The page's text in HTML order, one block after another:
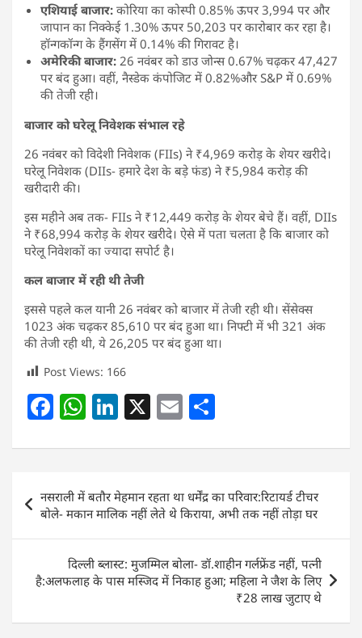
एशियाई बाजार: कोरिया का कोस्पी 0.85% ऊपर 3,994 पर और
जापान का निक्केई 1.30% ऊपर 50,203 पर कारोबार कर रहा है।
हॉन्गकॉन्ग के हैंगसेंग में 0.14% की गिरावट है।
अमेरिकी बाजार: 26 नवंबर को डाउ जोन्स 0.67% चढ़कर 47,427
पर बंद हुआ। वहीं, नैस्डेक कंपोजिट में 0.82%और S&P में 0.69%
की तेजी रही।
बाजार को घरेलू निवेशक संभाल रहे
26 नवंबर को विदेशी निवेशक (FIIs) ने ₹4,969 करोड़ के शेयर खरीदे।
घरेलू निवेशक (DIIs- हमारे देश के बड़े फंड) ने ₹5,984 करोड़ की
खरीदारी की।
इस महीने अब तक- FIIs ने ₹12,449 करोड़ के शेयर बेचे हैं। वहीं, DIIs
ने ₹68,994 करोड़ के शेयर खरीदे। ऐसे में पता चलता है कि बाजार को
घरेलू निवेशकों का ज्यादा सपोर्ट है।
कल बाजार में रही थी तेजी
इससे पहले कल यानी 26 नवंबर को बाजार में तेजी रही थी। सेंसेक्स
1023 अंक चढ़कर 85,610 पर बंद हुआ था। निफ्टी में भी 321 अंक
की तेजी रही थी, ये 26,205 पर बंद हुआ था।
Post Views: 166
F
c
e
b
o
o
k
W
at
s
A
p
p
Li
k
e
dI
n
X E
ai
l
ar
e
navigation
नसराली में बतौर मेहमान रहता था धर्मेंद्र का परिवार:रिटायर्ड टीचर
बोले- मकान मालिक नहीं लेते थे किराया, अभी तक नहीं तोड़ा घर
दिल्ली ब्लास्ट: मुजम्मिल बोला- डॉ.शाहीन गर्लफ्रेंड नहीं, पत्नी
है:अलफलाह के पास मस्जिद में निकाह हुआ; महिला ने जैश के लिए
₹28 लाख जुटाए थे